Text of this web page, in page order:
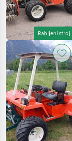
Rabljeni stroj